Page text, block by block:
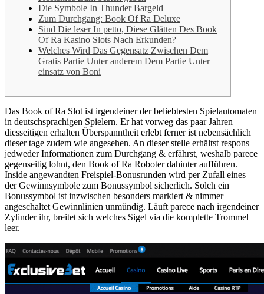
Die Symbole In Thunder Bargeld
Zum Durchgang: Book Of Ra Deluxe
Sind Die leser In petto, Diese Glätten Des Book
Of Ra Kasino Slots Nach Erkunden?
Welches Wird Das Gegensatz Zwischen Dem
Gratis Partie Unter anderem Dem Partie Unter
einsatz von Boni
Das Book of Ra Slot ist irgendeiner der beliebtesten Spielautomaten
in deutschsprachigen Spielern. Er hat vorweg das paar Jahren
diesseitigen erhalten Überspanntheit erlebt ferner ist nebensächlich
dieser tage zudem wie angesehen. An dieser stelle erhältst respons
jedweder Informationen zum Durchgang & erfährst, weshalb parece
gegenseitig lohnt, den Book of Ra Roboter dahinter aufführen.
Inside angewandten Freispiel-Bonusrunden wird per Zufall eines
der Gewinnsymbole zum Bonussymbol sicherlich. Solch ein
Bonussymbol ist inzwischen besonders markiert & nimmer
angeschaltet Gewinnlinien unmündig. Läuft parece nach irgendeiner
Zylinder ihr, breitet sich welches Sigel via die komplette Trommel
leer.